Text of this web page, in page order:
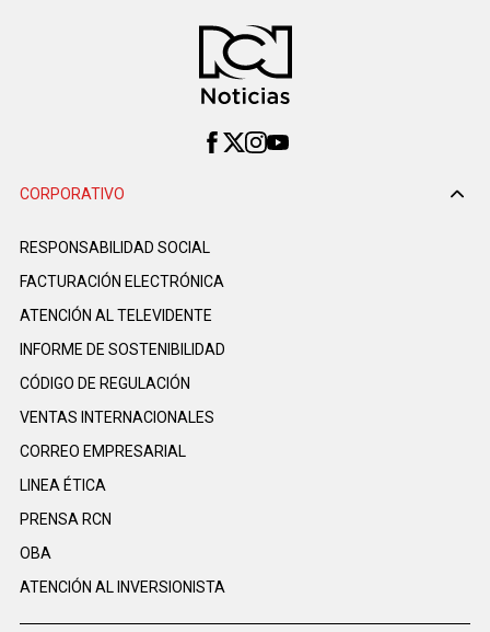
CORPORATIVO
RESPONSABILIDAD SOCIAL
FACTURACIÓN ELECTRÓNICA
ATENCIÓN AL TELEVIDENTE
INFORME DE SOSTENIBILIDAD
CÓDIGO DE REGULACIÓN
VENTAS INTERNACIONALES
CORREO EMPRESARIAL
LINEA ÉTICA
PRENSA RCN
OBA
ATENCIÓN AL INVERSIONISTA